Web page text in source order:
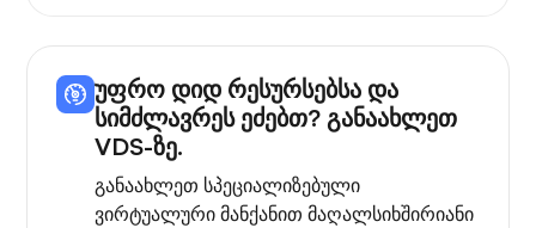
უფრო დიდ რესურსებსა და
სიმძლავრეს ეძებთ? განაახლეთ
VDS-ზე.
განაახლეთ სპეციალიზებული
ვირტუალური მანქანით მაღალსიხშირიანი